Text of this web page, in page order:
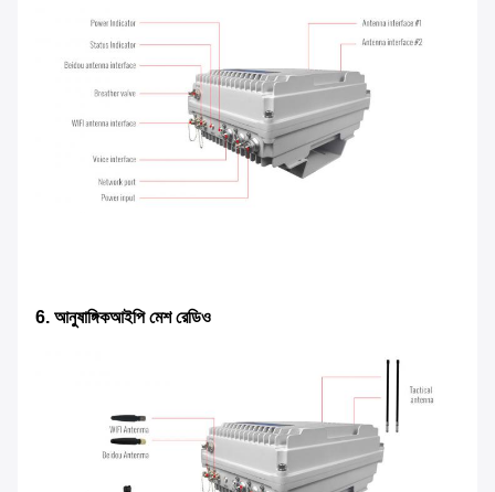
6. আনুষাঙ্গিকআইপি মেশ রেডিও